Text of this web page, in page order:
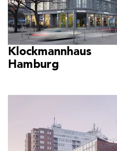
Klockmannhaus
Hamburg